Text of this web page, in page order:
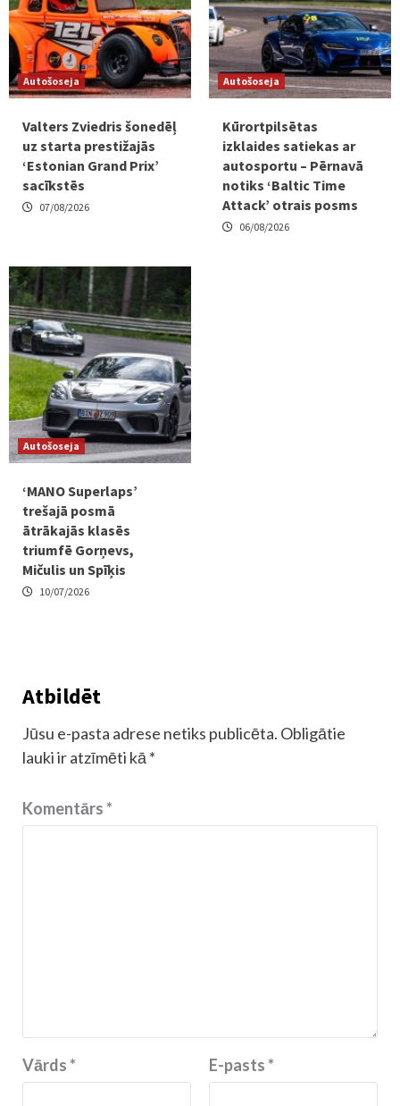
Autošoseja
Valters Zviedris šonedēļ
uz starta prestižajās
‘Estonian Grand Prix’
sacīkstēs
07/08/2026
Autošoseja
Kūrortpilsētas
izklaides satiekas ar
autosportu – Pērnavā
notiks ‘Baltic Time
Attack’ otrais posms
06/08/2026
Autošoseja
‘MANO Superlaps’
trešajā posmā
ātrākajās klasēs
triumfē Gorņevs,
Mičulis un Spīķis
10/07/2026
Atbildēt
Jūsu e-pasta adrese netiks publicēta. Obligātie
lauki ir atzīmēti kā *
Komentārs*
Vārds* E-pasts*